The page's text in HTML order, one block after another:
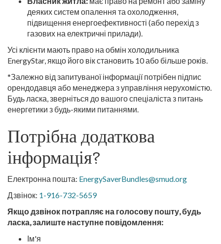
деяких систем опалення та охолодження,
підвищення енергоефективності (або перехід з
газових на електричні прилади).
Усі клієнти мають право на обмін холодильника
EnergyStar, якщо його вік становить 10 або більше років.
*Залежно від запитуваної інформації потрібен підпис
орендодавця або менеджера з управління нерухомістю.
Будь ласка, зверніться до вашого спеціаліста з питань
енергетики з будь-якими питаннями.
Потрібна додаткова
інформація?
Електронна пошта: EnergySaverBundles@smud.org
Дзвінок: 1-916-732-5659
Якщо дзвінок потрапляє на голосову пошту, будь
ласка, залиште наступне повідомлення:
Ім'я